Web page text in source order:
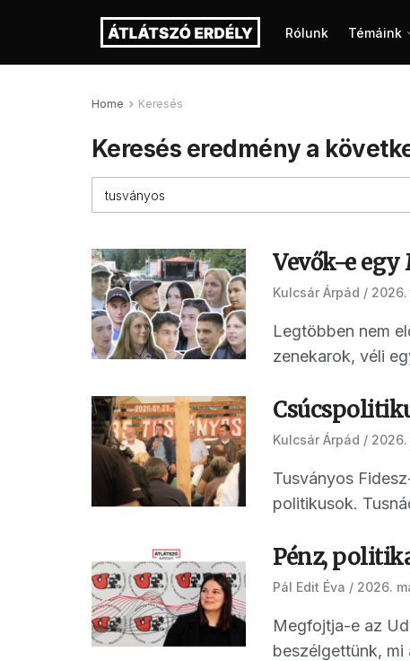
Rólunk Témáink
Home Keresés
Keresés eredmény a
Vevők-e
Kulcsár Árpád
Legtöbben nem
zenekarok, véli
Kulcsár Árpád
Tusványos
politikusok.
Pénz,
Pál Edit Éva 2026.
Megfojtja-e az
beszélgettünk,